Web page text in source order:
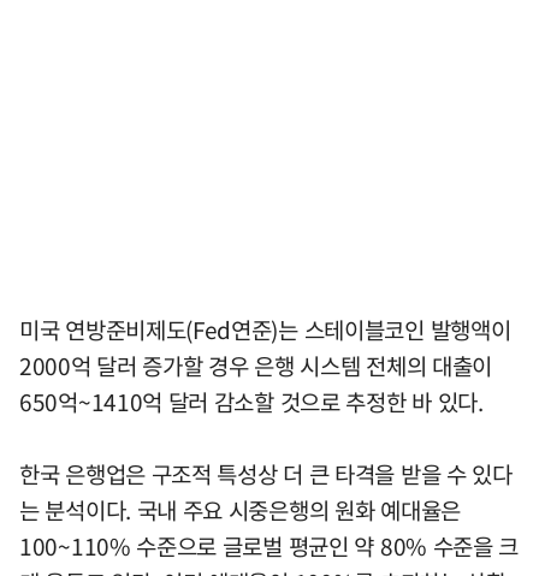
미국 연방준비제도(Fed연준)는 스테이블코인 발행액이
2000억 달러 증가할 경우 은행 시스템 전체의 대출이
650억~1410억 달러 감소할 것으로 추정한 바 있다.
한국 은행업은 구조적 특성상 더 큰 타격을 받을 수 있다
는 분석이다. 국내 주요 시중은행의 원화 예대율은
100~110% 수준으로 글로벌 평균인 약 80% 수준을 크